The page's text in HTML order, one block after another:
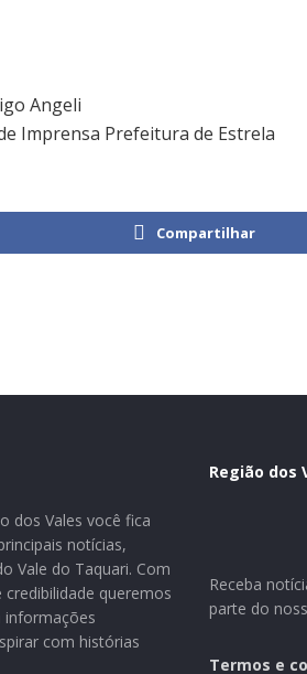
Angeli
Imprensa Prefeitura de Estrela
Compartilhar
dos Vales você fica
notícias,
Vale do Taquari. Com
credibilidade queremos
informações
com histórias
Região dos
Receba
parte do
Termos e